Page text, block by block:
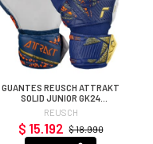
GUANTES REUSCH ATTRAKT
SOLID JUNIOR GK24
(AZULINO/DORADO/BLANCO
REUSCH
$ 18.990
$ 15.192